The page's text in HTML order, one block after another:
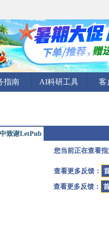
指南 AI科研工具 客
致谢LetPub
您当前正在查看
查看更多反馈：
查看更多反馈：